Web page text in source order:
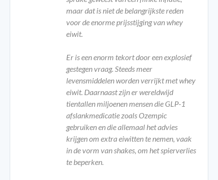
maar dat is niet de belangrijkste reden
voor de enorme prijsstijging van whey
eiwit.
Er is een enorm tekort door een explosief
gestegen vraag. Steeds meer
levensmiddelen worden verrijkt met whey
eiwit. Daarnaast zijn er wereldwijd
tientallen miljoenen mensen die GLP-1
afslankmedicatie zoals Ozempic
gebruiken en die allemaal het advies
krijgen om extra eiwitten te nemen, vaak
in de vorm van shakes, om het spierverlies
te beperken.